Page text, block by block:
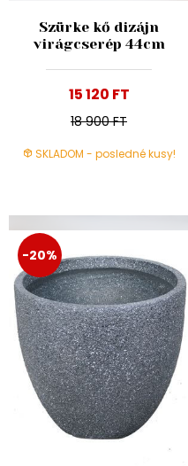
Szürke kő dizájn
virágcserép 44cm
15 120 FT
18 900 FT
SKLADOM - posledné kusy!
-20%